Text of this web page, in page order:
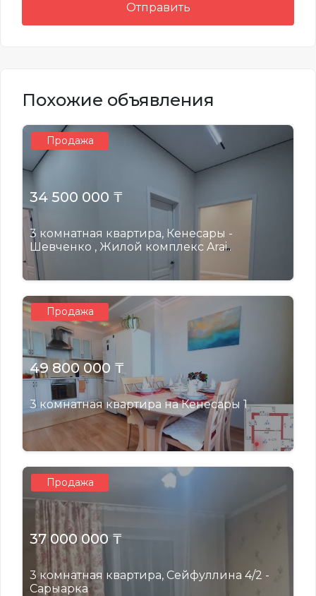
Отправить
Похожие объявления
Продажа
34 500 000 ₸
3 комнатная квартира, Кенесары -
Шевченко , Жилой комплекс Arai..
Продажа
49 800 000 ₸
3 комнатная квартира на Кенесары 1
Продажа
37 000 000 ₸
3 комнатная квартира, Сейфуллина 4/2 -
Сарыарка